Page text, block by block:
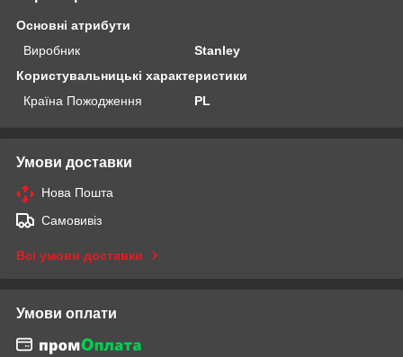
Основні атрибути
Виробник
Stanley
Користувальницькі характеристики
Країна Пожодження
PL
Умови доставки
Нова Пошта
Самовивіз
Всі умови доставки
Умови оплати